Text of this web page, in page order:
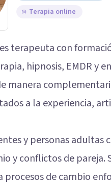
Terapia online
es terapeuta con
hipnosis, EMDR y
manera
a la experiencia,
y personas adultas
y conflictos de
de cambio